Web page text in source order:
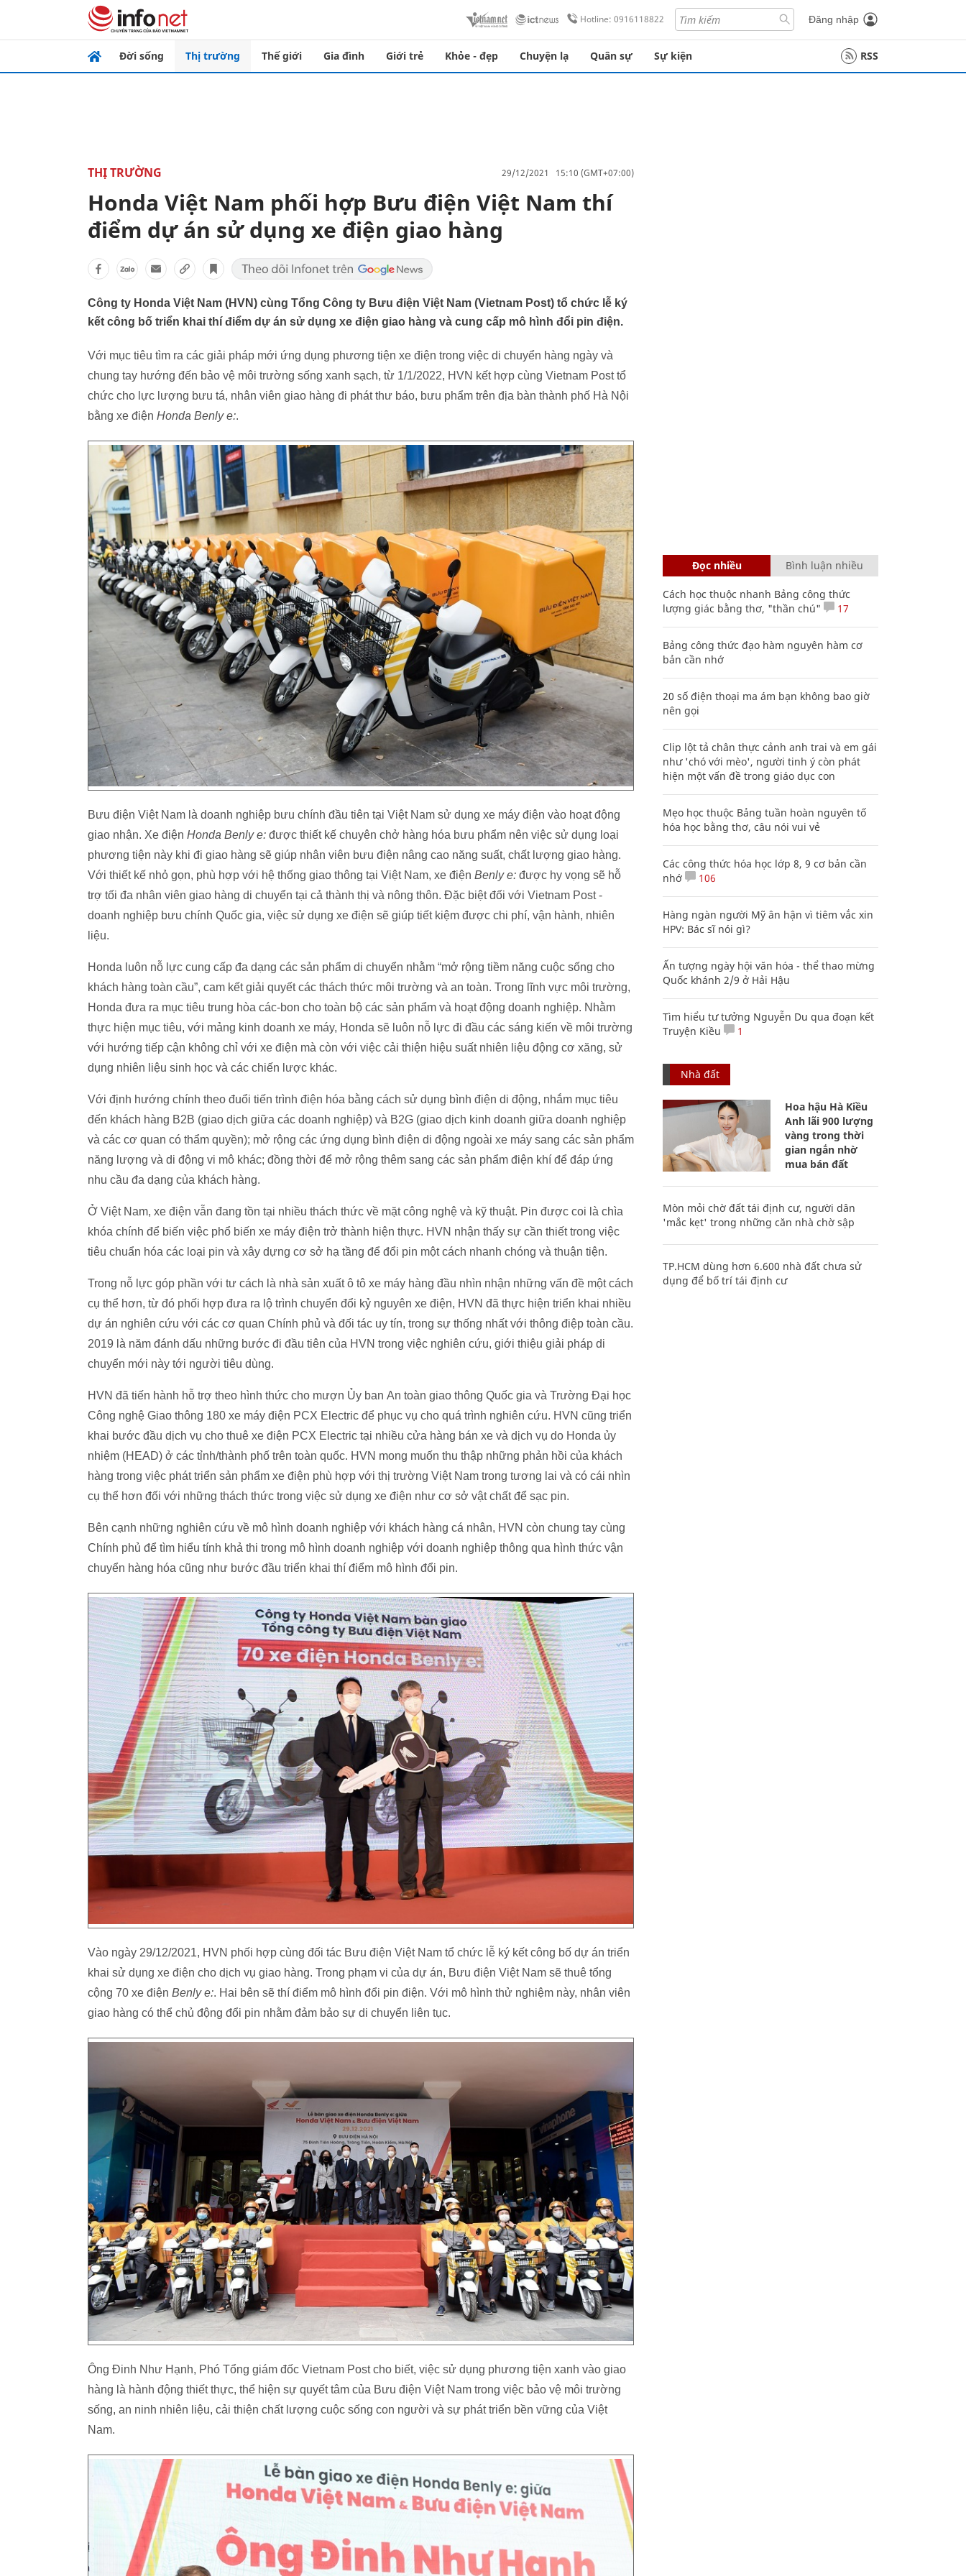
Hotline: 0916118822 Đăng nhập
Đời sống Thị trường Thế giới Gia đình Giới trẻ Khỏe - đẹp Chuyện lạ Quân sự Sự kiện RSS
THỊ TRƯỜNG 29/12/2021 15:10 (GMT+07:00)
Honda Việt Nam phối hợp Bưu điện Việt Nam thí
điểm dự án sử dụng xe điện giao hàng
Công ty Honda Việt Nam (HVN) cùng Tổng Công ty Bưu điện Việt Nam (Vietnam Post) tổ chức lễ ký
kết công bố triển khai thí điểm dự án sử dụng xe điện giao hàng và cung cấp mô hình đổi pin điện.
Với mục tiêu tìm ra các giải pháp mới ứng dụng phương tiện xe điện trong việc di chuyển hàng ngày và
chung tay hướng đến bảo vệ môi trường sống xanh sạch, từ 1/1/2022, HVN kết hợp cùng Vietnam Post tổ
chức cho lực lượng bưu tá, nhân viên giao hàng đi phát thư báo, bưu phẩm trên địa bàn thành phố Hà Nội
bằng xe điện Honda Benly e:.
Bưu điện Việt Nam là doanh nghiệp bưu chính đầu tiên tại Việt Nam sử dụng xe máy điện vào hoạt động
giao nhận. Xe điện Honda Benly e: được thiết kế chuyên chở hàng hóa bưu phẩm nên việc sử dụng loại
phương tiện này khi đi giao hàng sẽ giúp nhân viên bưu điện nâng cao năng suất, chất lượng giao hàng.
Với thiết kế nhỏ gọn, phù hợp với hệ thống giao thông tại Việt Nam, xe điện Benly e: được hy vọng sẽ hỗ
trợ tối đa nhân viên giao hàng di chuyển tại cả thành thị và nông thôn. Đặc biệt đối với Vietnam Post -
doanh nghiệp bưu chính Quốc gia, việc sử dụng xe điện sẽ giúp tiết kiệm được chi phí, vận hành, nhiên
liệu.
Honda luôn nỗ lực cung cấp đa dạng các sản phẩm di chuyển nhằm “mở rộng tiềm năng cuộc sống cho
khách hàng toàn cầu”, cam kết giải quyết các thách thức môi trường và an toàn. Trong lĩnh vực môi trường,
Honda đưa ra mục tiêu trung hòa các-bon cho toàn bộ các sản phẩm và hoạt động doanh nghiệp. Nhằm
thực hiện mục tiêu, với mảng kinh doanh xe máy, Honda sẽ luôn nỗ lực đi đầu các sáng kiến về môi trường
với hướng tiếp cận không chỉ với xe điện mà còn với việc cải thiện hiệu suất nhiên liệu động cơ xăng, sử
dụng nhiên liệu sinh học và các chiến lược khác.
Với định hướng chính theo đuổi tiến trình điện hóa bằng cách sử dụng bình điện di động, nhắm mục tiêu
đến khách hàng B2B (giao dịch giữa các doanh nghiệp) và B2G (giao dịch kinh doanh giữa doanh nghiệp
và các cơ quan có thẩm quyền); mở rộng các ứng dụng bình điện di động ngoài xe máy sang các sản phẩm
năng lượng và di động vi mô khác; đồng thời để mở rộng thêm sang các sản phẩm điện khí để đáp ứng
nhu cầu đa dạng của khách hàng.
Ở Việt Nam, xe điện vẫn đang tồn tại nhiều thách thức về mặt công nghệ và kỹ thuật. Pin được coi là chìa
khóa chính để biến việc phổ biến xe máy điện trở thành hiện thực. HVN nhận thấy sự cần thiết trong việc
tiêu chuẩn hóa các loại pin và xây dựng cơ sở hạ tầng để đổi pin một cách nhanh chóng và thuận tiện.
Trong nỗ lực góp phần với tư cách là nhà sản xuất ô tô xe máy hàng đầu nhìn nhận những vấn đề một cách
cụ thể hơn, từ đó phối hợp đưa ra lộ trình chuyển đổi kỷ nguyên xe điện, HVN đã thực hiện triển khai nhiều
dự án nghiên cứu với các cơ quan Chính phủ và đối tác uy tín, trong sự thống nhất với thông điệp toàn cầu.
2019 là năm đánh dấu những bước đi đầu tiên của HVN trong việc nghiên cứu, giới thiệu giải pháp di
chuyển mới này tới người tiêu dùng.
HVN đã tiến hành hỗ trợ theo hình thức cho mượn Ủy ban An toàn giao thông Quốc gia và Trường Đại học
Công nghệ Giao thông 180 xe máy điện PCX Electric để phục vụ cho quá trình nghiên cứu. HVN cũng triển
khai bước đầu dịch vụ cho thuê xe điện PCX Electric tại nhiều cửa hàng bán xe và dịch vụ do Honda ủy
nhiệm (HEAD) ở các tỉnh/thành phố trên toàn quốc. HVN mong muốn thu thập những phản hồi của khách
hàng trong việc phát triển sản phẩm xe điện phù hợp với thị trường Việt Nam trong tương lai và có cái nhìn
cụ thể hơn đối với những thách thức trong việc sử dụng xe điện như cơ sở vật chất để sạc pin.
Bên cạnh những nghiên cứu về mô hình doanh nghiệp với khách hàng cá nhân, HVN còn chung tay cùng
Chính phủ để tìm hiểu tính khả thi trong mô hình doanh nghiệp với doanh nghiệp thông qua hình thức vận
chuyển hàng hóa cũng như bước đầu triển khai thí điểm mô hình đổi pin.
Vào ngày 29/12/2021, HVN phối hợp cùng đối tác Bưu điện Việt Nam tổ chức lễ ký kết công bố dự án triển
khai sử dụng xe điện cho dịch vụ giao hàng. Trong phạm vi của dự án, Bưu điện Việt Nam sẽ thuê tổng
cộng 70 xe điện Benly e:. Hai bên sẽ thí điểm mô hình đổi pin điện. Với mô hình thử nghiệm này, nhân viên
giao hàng có thể chủ động đổi pin nhằm đảm bảo sự di chuyển liên tục.
Ông Đinh Như Hạnh, Phó Tổng giám đốc Vietnam Post cho biết, việc sử dụng phương tiện xanh vào giao
hàng là hành động thiết thực, thể hiện sự quyết tâm của Bưu điện Việt Nam trong việc bảo vệ môi trường
sống, an ninh nhiên liệu, cải thiện chất lượng cuộc sống con người và sự phát triển bền vững của Việt
Nam.
Đọc nhiều Bình luận nhiều
Cách học thuộc nhanh Bảng công thức
lượng giác bằng thơ, "thần chú"
17
Bảng công thức đạo hàm nguyên hàm cơ
bản cần nhớ
20 số điện thoại ma ám bạn không bao giờ
nên gọi
Clip lột tả chân thực cảnh anh trai và em gái
như 'chó với mèo', người tinh ý còn phát
hiện một vấn đề trong giáo dục con
Mẹo học thuộc Bảng tuần hoàn nguyên tố
hóa học bằng thơ, câu nói vui vẻ
Các công thức hóa học lớp 8, 9 cơ bản cần
nhớ
106
Hàng ngàn người Mỹ ân hận vì tiêm vắc xin
HPV: Bác sĩ nói gì?
Ấn tượng ngày hội văn hóa - thể thao mừng
Quốc khánh 2/9 ở Hải Hậu
Tìm hiểu tư tưởng Nguyễn Du qua đoạn kết
Truyện Kiều
1
Nhà đất
Hoa hậu Hà Kiều
Anh lãi 900 lượng
vàng trong thời
gian ngắn nhờ
mua bán đất
Mòn mỏi chờ đất tái định cư, người dân
'mắc kẹt' trong những căn nhà chờ sập
TP.HCM dùng hơn 6.600 nhà đất chưa sử
dụng để bố trí tái định cư